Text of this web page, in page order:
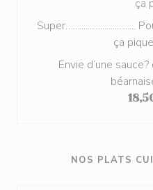
ça
Super…..............................
ça
Envie d’une
NOS PLATS